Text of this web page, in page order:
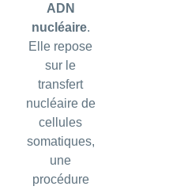
ADN
nucléaire.
Elle repose
sur le
transfert
nucléaire de
cellules
somatiques,
une
procédure